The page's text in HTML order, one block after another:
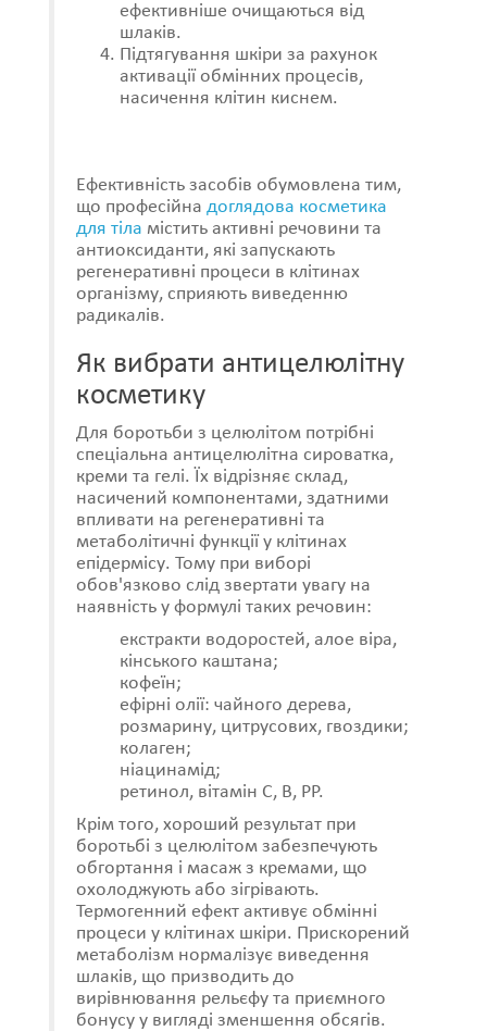
ефективніше очищаються від
шлаків.
Підтягування шкіри за рахунок
активації обмінних процесів,
насичення клітин киснем.
Ефективність засобів обумовлена ​​тим,
що професійна доглядова косметика
для тіла містить активні речовини та
антиоксиданти, які запускають
регенеративні процеси в клітинах
організму, сприяють виведенню
радикалів.
Як вибрати антицелюлітну
косметику
Для боротьби з целюлітом потрібні
спеціальна антицелюлітна сироватка,
креми та гелі. Їх відрізняє склад,
насичений компонентами, здатними
впливати на регенеративні та
метаболітичні функції у клітинах
епідермісу. Тому при виборі
обов'язково слід звертати увагу на
наявність у формулі таких речовин:
екстракти водоростей, алое віра,
кінського каштана;
кофеїн;
ефірні олії: чайного дерева,
розмарину, цитрусових, гвоздики;
колаген;
ніацинамід;
ретинол, вітамін С, В, РР.
Крім того, хороший результат при
боротьбі з целюлітом забезпечують
обгортання і масаж з кремами, що
охолоджують або зігрівають.
Термогенний ефект активує обмінні
процеси у клітинах шкіри. Прискорений
метаболізм нормалізує виведення
шлаків, що призводить до
вирівнювання рельєфу та приємного
бонусу у вигляді зменшення обсягів.